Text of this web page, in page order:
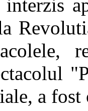
interzis
a